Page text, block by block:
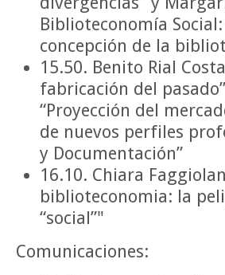
Biblioteconomía
concepción de la
15.50. Benito Rial
fabricación del
“Proyección del
de nuevos perfiles
y Documentación”
16.10. Chiara
biblioteconomia: la
“social”"
Comunicaciones: